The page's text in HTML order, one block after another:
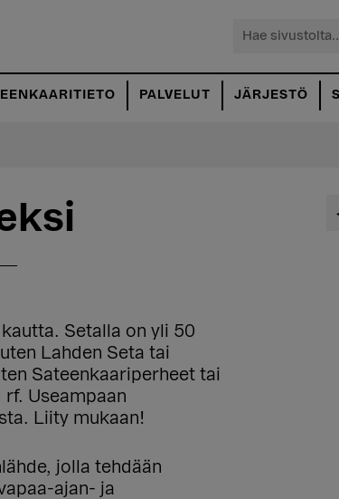
Hae
PALVELUT JÄRJESTÖ
Setalla on yli 50
Lahden Seta tai
Sateenkaariperheet tai
Useampaan
Liity mukaan!
jolla tehdään
ajan- ja